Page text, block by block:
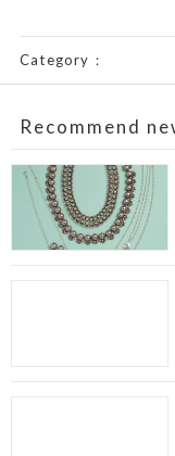
Category：
Recommend